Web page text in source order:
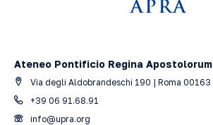
Ateneo Pontificio Regina Apostolorum
Via degli Aldobrandeschi 190 | Roma 00163
+39 06 91.68.91
info@upra.org